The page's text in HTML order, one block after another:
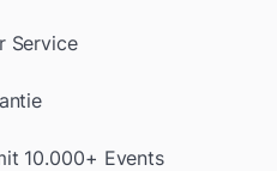
Service
10.000+ Events